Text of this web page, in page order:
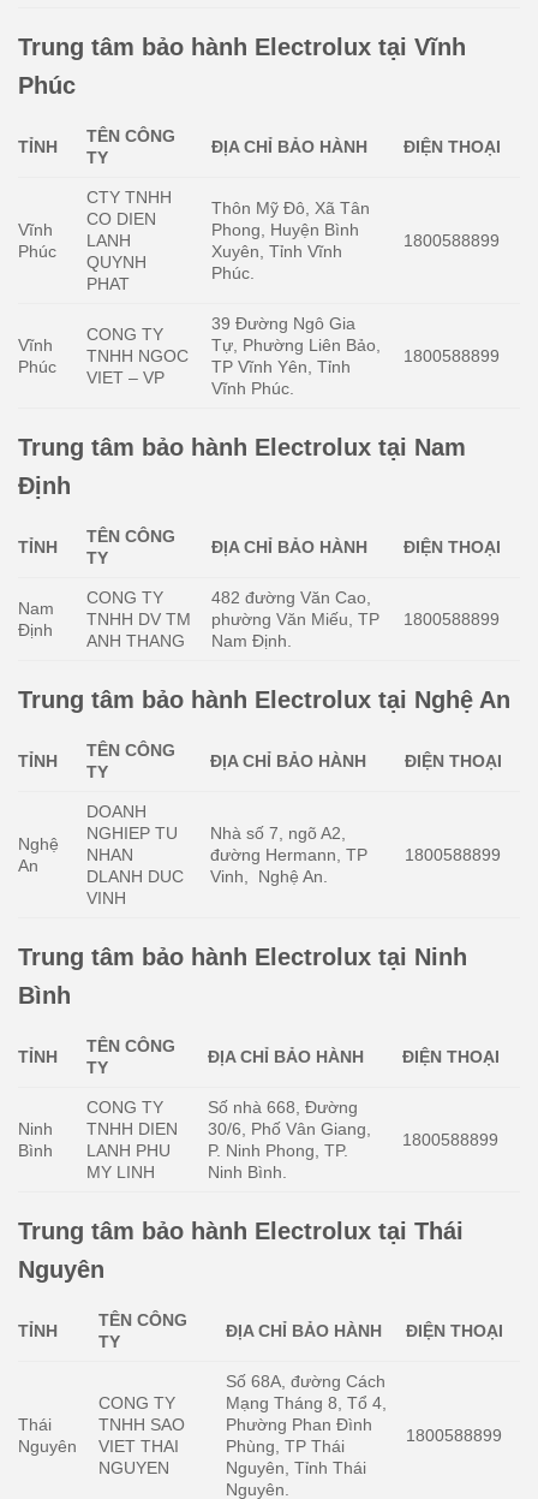
Trung tâm bảo hành Electrolux tại Vĩnh
Phúc
TỈNH
TÊN CÔNG
TY
ĐỊA CHỈ BẢO HÀNH ĐIỆN THOẠI
Vĩnh
Phúc
CTY TNHH
CO DIEN
LANH
QUYNH
PHAT
Thôn Mỹ Đô, Xã Tân
Phong, Huyện Bình
Xuyên, Tỉnh Vĩnh
Phúc.
1800588899
Vĩnh
Phúc
CONG TY
TNHH NGOC
VIET – VP
39 Đường Ngô Gia
Tự, Phường Liên Bảo,
TP Vĩnh Yên, Tỉnh
Vĩnh Phúc.
1800588899
Trung tâm bảo hành Electrolux tại Nam
Định
TỈNH
TÊN CÔNG
TY
ĐỊA CHỈ BẢO HÀNH ĐIỆN THOẠI
Nam
Định
CONG TY
TNHH DV TM
ANH THANG
482 đường Văn Cao,
phường Văn Miếu, TP
Nam Định.
1800588899
Trung tâm bảo hành Electrolux tại Nghệ An
TỈNH
TÊN CÔNG
TY
ĐỊA CHỈ BẢO HÀNH ĐIỆN THOẠI
Nghệ
An
DOANH
NGHIEP TU
NHAN
DLANH DUC
VINH
Nhà số 7, ngõ A2,
đường Hermann, TP
Vinh, Nghệ An.
1800588899
Trung tâm bảo hành Electrolux tại Ninh
Bình
TỈNH
TÊN CÔNG
TY
ĐỊA CHỈ BẢO HÀNH ĐIỆN THOẠI
Ninh
Bình
CONG TY
TNHH DIEN
LANH PHU
MY LINH
Số nhà 668, Đường
30/6, Phố Vân Giang,
P. Ninh Phong, TP.
Ninh Bình.
1800588899
Trung tâm bảo hành Electrolux tại Thái
Nguyên
TỈNH
TÊN CÔNG
TY
ĐỊA CHỈ BẢO HÀNH ĐIỆN THOẠI
Thái
Nguyên
CONG TY
TNHH SAO
VIET THAI
NGUYEN
Số 68A, đường Cách
Mạng Tháng 8, Tổ 4,
Phường Phan Đình
Phùng, TP Thái
Nguyên, Tỉnh Thái
Nguyên.
1800588899